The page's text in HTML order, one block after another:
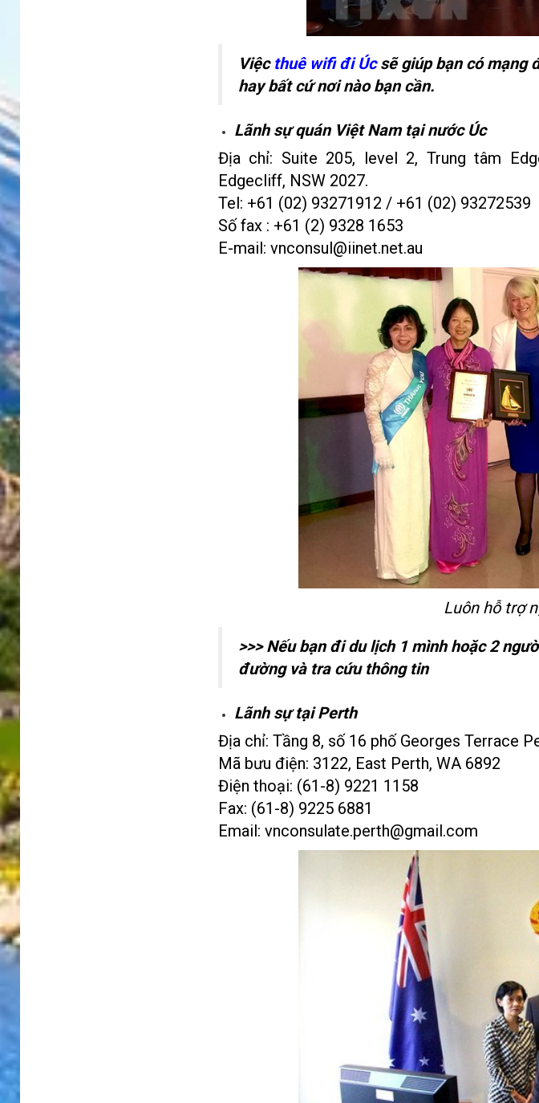
Việc thuê wifi đi Úcsẽ giúp bạn có mạng
hay bất cứ nơi nào bạn cần.
Lãnh sự quán Việt Nam tại nước Úc
Địa chỉ: Suite 205, level 2, Trung tâm
Edgecliff, NSW 2027.
Tel: +61 (02) 93271912 / +61 (02) 93272539
Số fax : +61 (2) 9328 1653
E-mail: vnconsul@iinet.net.au
Luôn hỗ trợ
>>> Nếu bạn đi du lịch 1 mình hoặc 2
đường và tra cứu thông tin
Lãnh sự tại Perth
Địa chỉ: Tầng 8, số 16 phố Georges Terrace
Mã bưu điện: 3122, East Perth, WA 6892
Điện thoại: (61-8) 9221 1158
Fax: (61-8) 9225 6881
Email: vnconsulate.perth@gmail.com